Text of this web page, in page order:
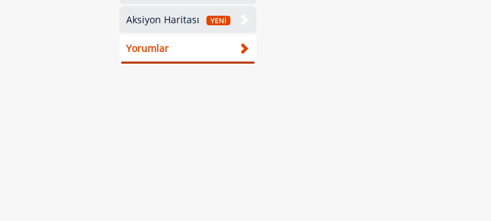
Aksiyon Haritası YENİ
Yorumlar